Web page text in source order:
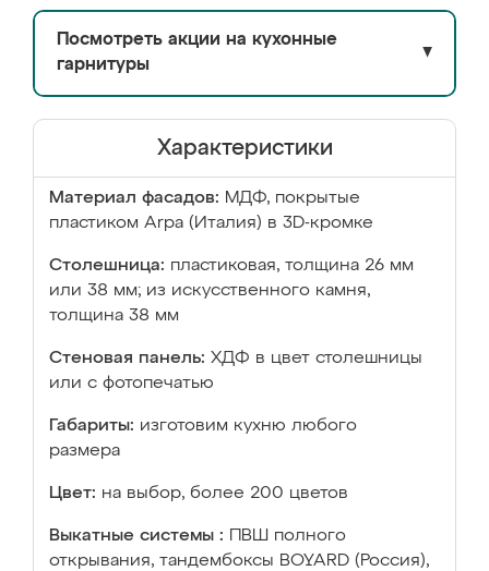
Посмотреть акции на кухонные
гарнитуры
▼
Характеристики
Материал фасадов: МДФ, покрытые
пластиком Arpa (Италия) в 3D-кромке
Столешница: пластиковая, толщина 26 мм
или 38 мм; из искусственного камня,
толщина 38 мм
Стеновая панель: ХДФ в цвет столешницы
или с фотопечатью
Габариты: изготовим кухню любого
размера
Цвет: на выбор, более 200 цветов
Выкатные системы :
ПВШ полного
открывания, тандембоксы BOYARD (Россия),